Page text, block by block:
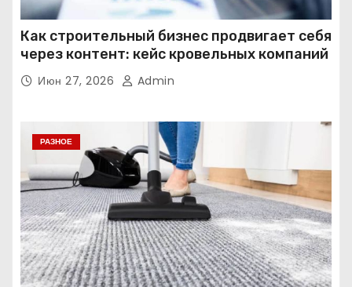
Как строительный бизнес продвигает себя
через контент: кейс кровельных компаний
Июн 27, 2026 Admin
РАЗНОЕ